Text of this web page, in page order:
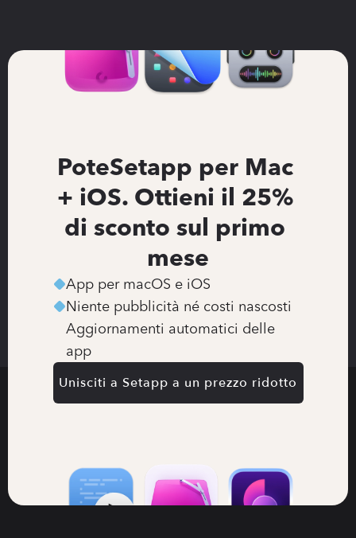
PoteSetapp per Mac
+ iOS. Ottieni il 25%
di sconto sul primo
mese
App per macOS e iOS
Niente pubblicità né costi nascosti
Aggiornamenti automatici delle
app
Unisciti a Setapp a un prezzo ridotto